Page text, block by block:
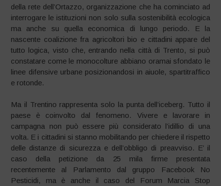
della rete dell’Ortazzo, organizzazione che ha cominciato ad
interrogare le istituzioni non solo sulla sostenibilità ecologica
ma anche su quella economica di lungo periodo. E la
nascente coalizione fra agricoltori bio e cittadini appare del
tutto logica, visto che, entrando nella città di Trento, si può
constatare come le monocolture abbiano oramai sfondato le
linee difensive urbane posizionandosi in aiuole, spartitraffico
e rotonde.
Ma il Trentino rappresenta solo la punta dell’iceberg. Tutto il
paese è coinvolto dal fenomeno. Vivere e lavorare in
campagna non può essere più considerato l’idillio di una
volta. E i cittadini si stanno mobilitando per chiedere il rispetto
delle distanze di sicurezza e dell’obbligo di preavviso. E’ il
caso della petizione da 25 mila firme presentata
recentemente al Parlamento dal gruppo Facebook No
Pesticidi, ma è anche il caso del Forum Marcia Stop